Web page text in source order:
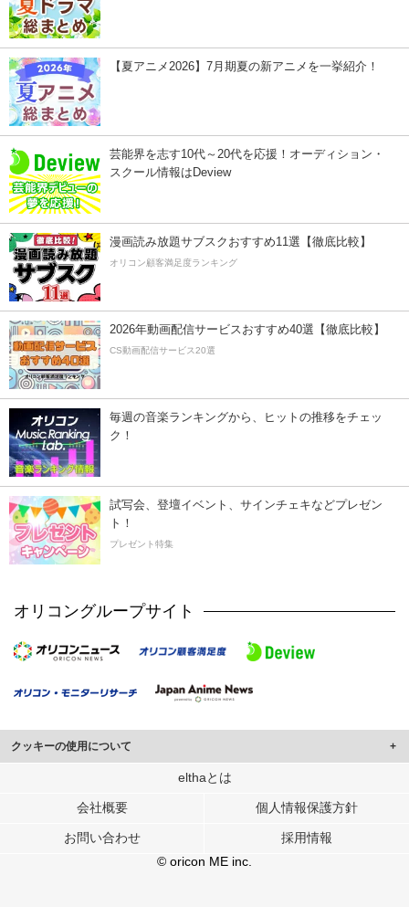
【夏アニメ2026】7月期夏の新アニメを一挙紹介！
芸能界を志す10代～20代を応援！オーディション・
スクール情報はDeview
漫画読み放題サブスクおすすめ11選【徹底比較】
オリコン顧客満足度ランキング
2026年動画配信サービスおすすめ40選【徹底比較】
CS動画配信サービス20選
毎週の音楽ランキングから、ヒットの推移をチェッ
ク！
試写会、登壇イベント、サインチェキなどプレゼン
ト！
プレゼント特集
オリコングループサイト
クッキーの使用について
このサイトでは Cookie を使用して、ユーザーに合わせたコンテンツや広告の
行っています。
メディアや広告配信、データ解析の各パートナーに提供しています。
ユーザーが各パートナーのサービスを使用したときに収集した他の情報を組み
elthaとは
会社概要 個人情報保護方針
お問い合わせ
採用情報
© oricon ME inc.